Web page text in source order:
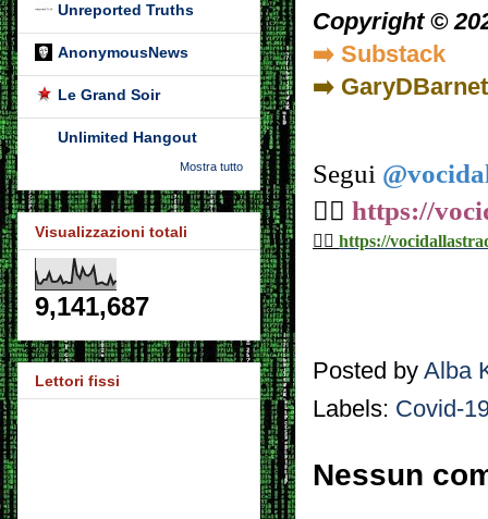
Copyright ©
➡️ Substack
➡️
Segui
👉🏼 https://
👉🏼 https://
Posted by Alba
Labels: Covid-
Nessun
Unreported Truths
AnonymousNews
Le Grand Soir
Unlimited Hangout
Mostra tutto
Visualizzazioni totali
9,141,687
Lettori fissi